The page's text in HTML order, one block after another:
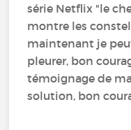
série Netflix "le
montre les
maintenant je
pleurer, bon
témoignage de
solution, bon